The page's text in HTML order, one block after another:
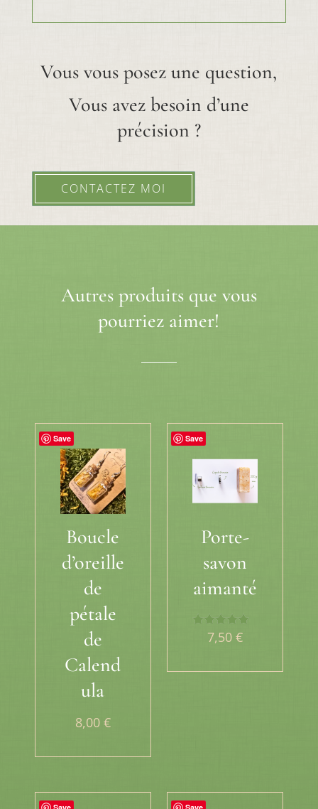
Vous vous posez une question,
Vous avez besoin d’une
précision ?
CONTACTEZ MOI
Autres produits que vous
pourriez aimer!
Save
Boucle
d’oreille
de
pétale
de
Calend
ula
8,00 €
Save
Porte-
savon
aimanté
Note7,50€